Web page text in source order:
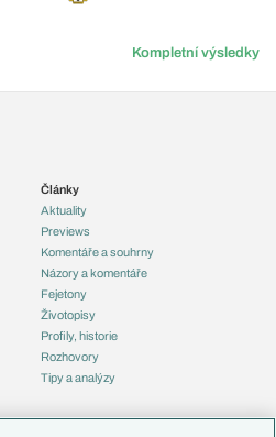
Kompletní výsledky
Články
Aktuality
Previews
Komentáře a souhrny
Názory a komentáře
Fejetony
Životopisy
Profily, historie
Rozhovory
Tipy a analýzy